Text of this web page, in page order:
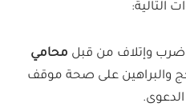
التالية:
ضرب وإتلاف من قبل محامي
على صحة موقف